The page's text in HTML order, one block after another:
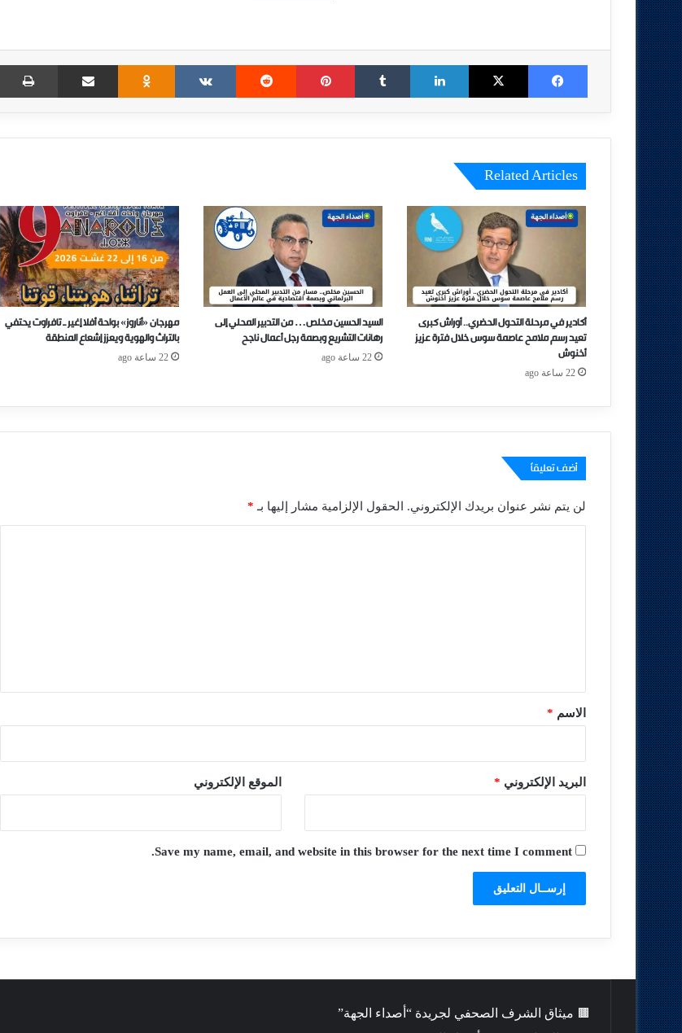
Facebook
X
LinkedIn
Tumblr
Pinterest
Reddit
VKontakte
Odnoklassniki
Share via Email
Related Articles
أكادير في مرحلة التحول الحضري.. أوراش كبرى
تعيد رسم ملامح عاصمة سوس خلال فترة عزيز
أخنوش
22 ساعة ago
السيد الحسين مخلص… من التدبير المحلي إلى
رهانات التشريع وبصمة رجل أعمال ناجح
22 ساعة ago
مهرجان «أناروز» بواحة أفلا إغير ـ تافراوت يحتفي
بالتراث والهوية ويعزز إشعاع المنطقة
22 ساعة ago
أضف تعليقاً
لن يتم نشر عنوان بريدك الإلكتروني. الحقول الإلزامية مشار إليها بـ *
*الاسم *
البريد الإلكتروني * الموقع الإلكتروني
Save my name, email, and website in this browser for the next time I comment.
🟫 ميثاق الشرف الصحفي لجريدة “أصداء الجهة”